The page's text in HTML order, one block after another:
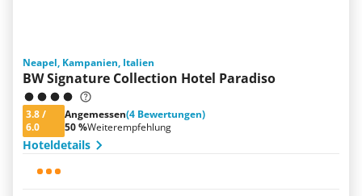
Neapel, Kampanien, Italien
BW Signature Collection Hotel Paradiso
3.8/
6.0
Angemessen(4 Bewertungen)
50 %Weiterempfehlung
Hoteldetails